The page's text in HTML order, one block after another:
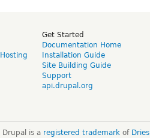
Hosting
Get Started
Documentation Home
Installation Guide
Site Building Guide
Support
api.drupal.org
Drupal is a registered trademarkof